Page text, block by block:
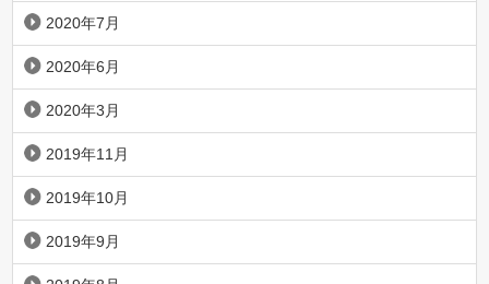
2020年7月
2020年6月
2020年3月
2019年11月
2019年10月
2019年9月